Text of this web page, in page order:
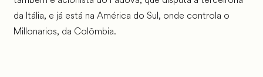
da Itália, e já está na América do Sul, onde controla o
Millonarios, da Colômbia.